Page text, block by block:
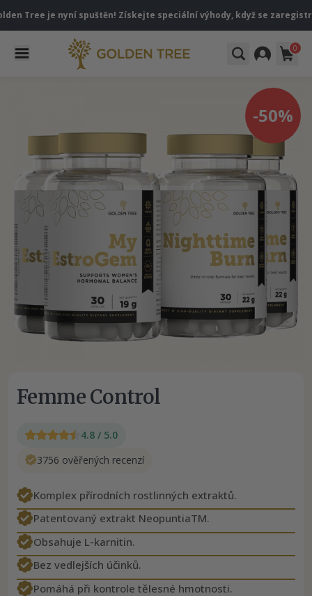
je nyní spuštěn! Získejte speciální výhody, když se zaregistrujete
0
-50%
Femme Control
4.8 / 5.0
3756 ověřených recenzí
Komplex přírodních rostlinných extraktů.
Patentovaný extrakt NeopuntiaTM.
Obsahuje L-karnitin.
Bez vedlejších účinků.
Pomáhá při kontrole tělesné hmotnosti.